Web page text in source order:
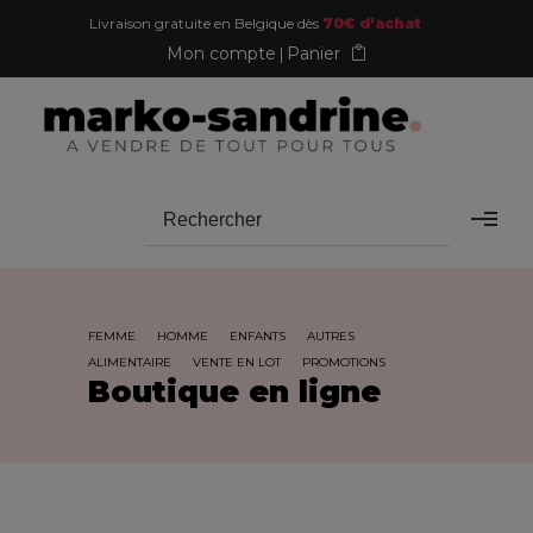
Livraison gratuite en Belgique dès 70€ d'achat
Mon compte Panier
FEMME HOMME ENFANTS
AUTRES
ALIMENTAIRE
VENTE EN LOT PROMOTIONS
Boutique en ligne